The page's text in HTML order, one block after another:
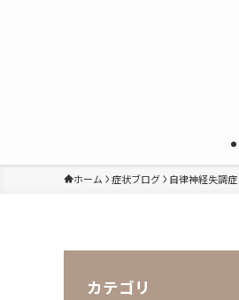
ホーム 症状ブログ 自律神経失調症
カテゴリ